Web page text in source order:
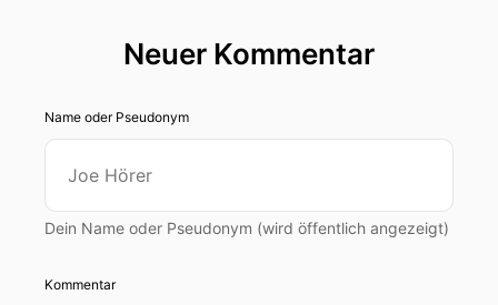
Neuer Kommentar
Name oder Pseudonym
Dein Name oder Pseudonym (wird öffentlich angezeigt)
Kommentar